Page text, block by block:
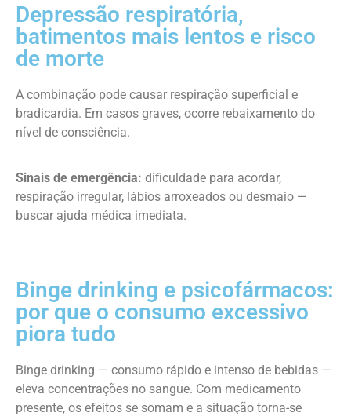
Depressão respiratória,
batimentos mais lentos e risco
de morte
A combinação pode causar respiração superficial e
bradicardia. Em casos graves, ocorre rebaixamento do
nível de consciência.
Sinais de emergência: dificuldade para acordar,
respiração irregular, lábios arroxeados ou desmaio —
buscar ajuda médica imediata.
Binge drinking e psicofármacos:
por que o consumo excessivo
piora tudo
Binge drinking — consumo rápido e intenso de bebidas —
eleva concentrações no sangue. Com medicamento
presente, os efeitos se somam e a situação torna-se